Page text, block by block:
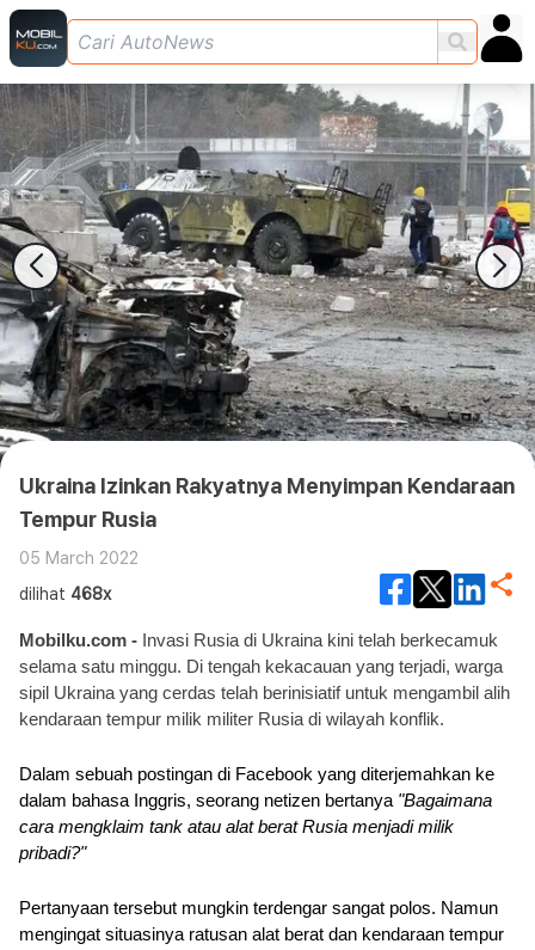
Ukraina Izinkan Rakyatnya Menyimpan Kendaraan
Tempur Rusia
05 March 2022
dilihat 468x
Mobilku.com - Invasi Rusia di Ukraina kini telah berkecamuk
selama satu minggu. Di tengah kekacauan yang terjadi, warga
sipil Ukraina yang cerdas telah berinisiatif untuk mengambil alih
kendaraan tempur milik militer Rusia di wilayah konflik.
Dalam sebuah postingan di Facebook yang diterjemahkan ke
dalam bahasa Inggris, seorang netizen bertanya "Bagaimana
cara mengklaim tank atau alat berat Rusia menjadi milik
pribadi?"
Pertanyaan tersebut mungkin terdengar sangat polos. Namun
mengingat situasinya ratusan alat berat dan kendaraan tempur